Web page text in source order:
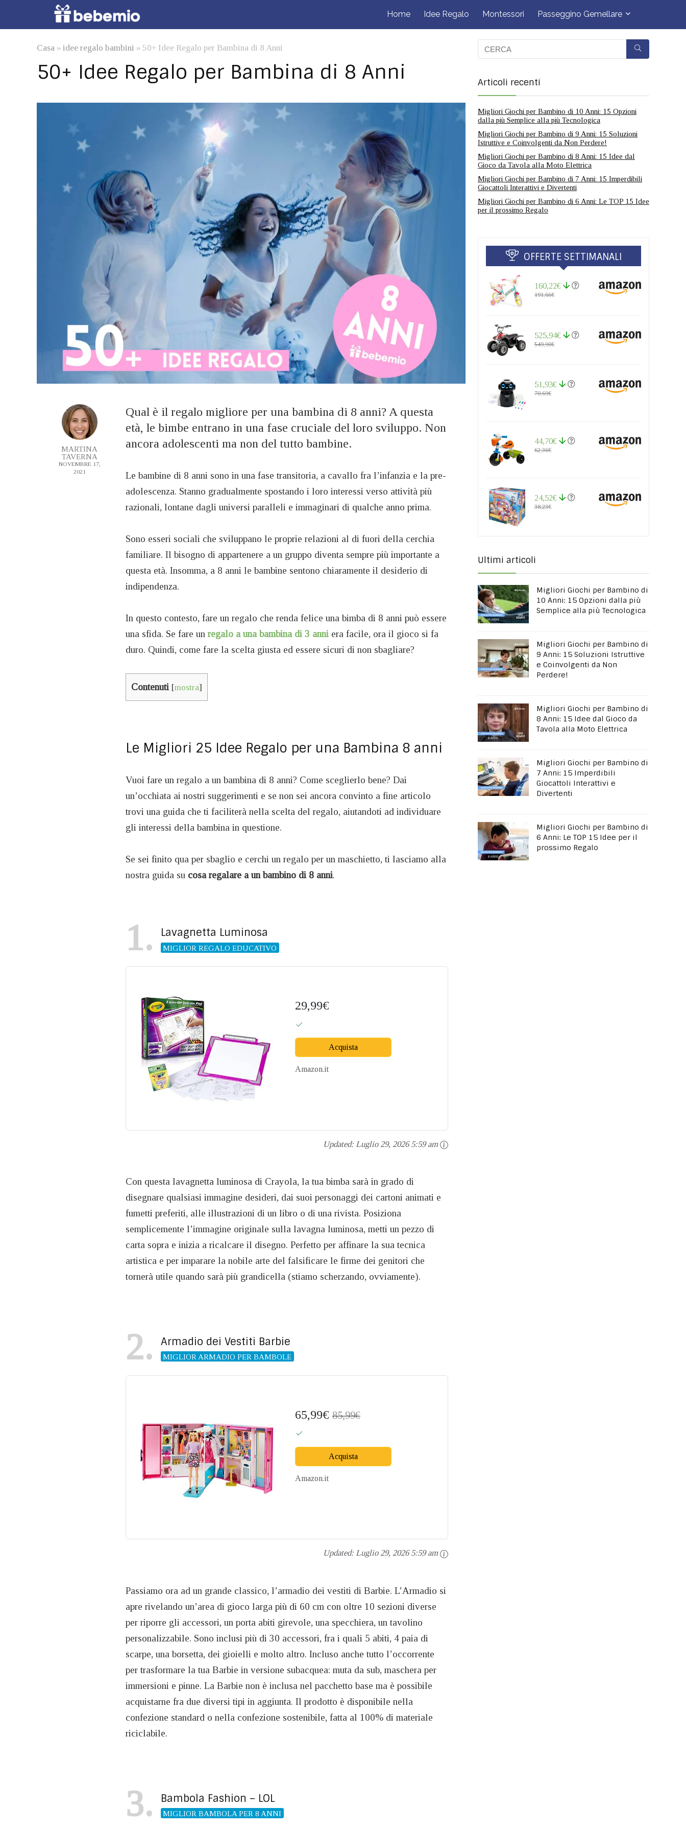
Home Idee Regalo Montessori Passeggino Gemellare
Casa » idee regalo bambini » 50+ Idee Regalo per Bambina di 8 Anni
50+ Idee Regalo per Bambina di 8 Anni
MARTINA
TAVERNA
NOVEMBRE 17,
2021
Qual è il regalo migliore per una bambina di 8 anni? A questa
età, le bimbe entrano in una fase cruciale del loro sviluppo. Non
ancora adolescenti ma non del tutto bambine.
Le bambine di 8 anni sono in una fase transitoria, a cavallo fra l’infanzia e la pre-
adolescenza. Stanno gradualmente spostando i loro interessi verso attività più
razionali, lontane dagli universi paralleli e immaginari di qualche anno prima.
Sono esseri sociali che sviluppano le proprie relazioni al di fuori della cerchia
familiare. Il bisogno di appartenere a un gruppo diventa sempre più importante a
questa età. Insomma, a 8 anni le bambine sentono chiaramente il desiderio di
indipendenza.
In questo contesto, fare un regalo che renda felice una bimba di 8 anni può essere
una sfida. Se fare un regalo a una bambina di 3 anni era facile, ora il gioco si fa
duro. Quindi, come fare la scelta giusta ed essere sicuri di non sbagliare?
Contenuti [mostra]
Le Migliori 25 Idee Regalo per una Bambina 8 anni
Vuoi fare un regalo a un bambina di 8 anni? Come sceglierlo bene? Dai
un’occhiata ai nostri suggerimenti e se non sei ancora convinto a fine articolo
trovi una guida che ti faciliterà nella scelta del regalo, aiutandoti ad individuare
gli interessi della bambina in questione.
Se sei finito qua per sbaglio e cerchi un regalo per un maschietto, ti lasciamo alla
nostra guida su cosa regalare a un bambino di 8 anni.
1 Lavagnetta Luminosa
MIGLIOR REGALO EDUCATIVO
29,99€
Acquista
Amazon.it
Updated: Luglio 29, 2026 5:59 am
Con questa lavagnetta luminosa di Crayola, la tua bimba sarà in grado di
disegnare qualsiasi immagine desideri, dai suoi personaggi dei cartoni animati e
fumetti preferiti, alle illustrazioni di un libro o di una rivista. Posiziona
semplicemente l’immagine originale sulla lavagna luminosa, metti un pezzo di
carta sopra e inizia a ricalcare il disegno. Perfetto per affinare la sua tecnica
artistica e per imparare la nobile arte del falsificare le firme dei genitori che
tornerà utile quando sarà più grandicella (stiamo scherzando, ovviamente).
2 Armadio dei Vestiti Barbie
MIGLIOR ARMADIO PER BAMBOLE
65,99€ 85,99€
Acquista
Amazon.it
Updated:Luglio 29, 2026 5:59 am
Passiamo ora ad un grande classico, l’armadio dei vestiti di Barbie. L’Armadio si
apre rivelando un’area di gioco larga più di 60 cm con oltre 10 sezioni diverse
per riporre gli accessori, un porta abiti girevole, una specchiera, un tavolino
personalizzabile. Sono inclusi più di 30 accessori, fra i quali 5 abiti, 4 paia di
scarpe, una borsetta, dei gioielli e molto altro. Incluso anche tutto l’occorrente
per trasformare la tua Barbie in versione subacquea: muta da sub, maschera per
immersioni e pinne. La Barbie non è inclusa nel pacchetto base ma è possibile
acquistarne fra due diversi tipi in aggiunta. Il prodotto è disponibile nella
confezione standard o nella confezione sostenibile, fatta al 100% di materiale
riciclabile.
3 Bambola Fashion – LOL
MIGLIOR BAMBOLA PER 8 ANNI
Articoli recenti
Migliori Giochi per Bambino di 10 Anni: 15 Opzioni
dalla più Semplice alla più Tecnologica
Migliori Giochi per Bambino di 9 Anni: 15 Soluzioni
Istruttive e Coinvolgenti da Non Perdere!
Migliori Giochi per Bambino di 8 Anni: 15 Idee dal
Gioco da Tavola alla Moto Elettrica
Migliori Giochi per Bambino di 7 Anni: 15 Imperdibili
Giocattoli Interattivi e Divertenti
Migliori Giochi per Bambino di 6 Anni: Le TOP 15 Idee
per il prossimo Regalo
OFFERTE SETTIMANALI
160,22€
191,66€
525,94€
549,90€
51,93€
70,69€
44,70€
62,36€
24,52€
38,23€
Ultimi articoli
Migliori Giochi per Bambino di
10 Anni: 15 Opzioni dalla più
Semplice alla più Tecnologica
Migliori Giochi per Bambino di
9 Anni: 15 Soluzioni Istruttive
e Coinvolgenti da Non
Perdere!
Migliori Giochi per Bambino di
8 Anni: 15 Idee dal Gioco da
Tavola alla Moto Elettrica
Migliori Giochi per Bambino di
7 Anni: 15 Imperdibili
Giocattoli Interattivi e
Divertenti
Migliori Giochi per Bambino di
6 Anni: Le TOP 15 Idee per il
prossimo Regalo